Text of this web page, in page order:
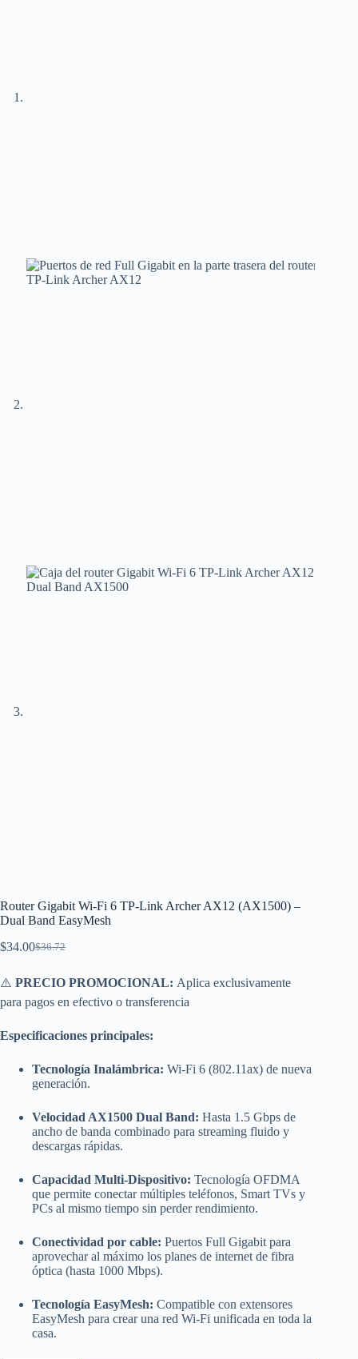
Router Gigabit Wi-Fi 6 TP-Link Archer AX12 (AX1500) –
Dual Band EasyMesh
$36.72
El
original
era:
$36.72.
$34.00El
actual
es:
$34.00.
⚠️ PRECIO PROMOCIONAL: Aplica exclusivamente
para pagos en efectivo o transferencia
Especificaciones principales:
Tecnología Inalámbrica: Wi-Fi 6 (802.11ax) de nueva
generación.
Velocidad AX1500 Dual Band: Hasta 1.5 Gbps de
ancho de banda combinado para streaming fluido y
descargas rápidas.
Capacidad Multi-Dispositivo: Tecnología OFDMA
que permite conectar múltiples teléfonos, Smart TVs y
PCs al mismo tiempo sin perder rendimiento.
Conectividad por cable: Puertos Full Gigabit para
aprovechar al máximo los planes de internet de fibra
óptica (hasta 1000 Mbps).
Tecnología EasyMesh: Compatible con extensores
EasyMesh para crear una red Wi-Fi unificada en toda la
casa.